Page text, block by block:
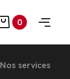
0
Nos services